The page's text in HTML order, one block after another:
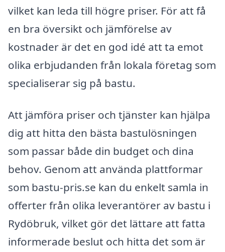
vilket kan leda till högre priser. För att få
en bra översikt och jämförelse av
kostnader är det en god idé att ta emot
olika erbjudanden från lokala företag som
specialiserar sig på bastu.
Att jämföra priser och tjänster kan hjälpa
dig att hitta den bästa bastulösningen
som passar både din budget och dina
behov. Genom att använda plattformar
som bastu-pris.se kan du enkelt samla in
offerter från olika leverantörer av bastu i
Rydöbruk, vilket gör det lättare att fatta
informerade beslut och hitta det som är